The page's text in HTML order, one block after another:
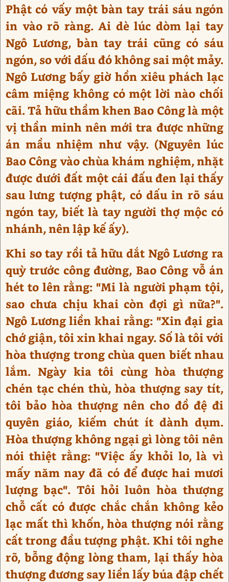
Phật có vấy một bàn tay trái sáu ngón
in vào rõ ràng. Ai dè lúc dòm lại tay
Ngô Lương, bàn tay trái cũng có sáu
ngón, so với dấu đó không sai một mảy.
Ngô Lương bấy giờ hồn xiêu phách lạc
câm miệng không có một lời nào chối
cãi. Tả hữu thầm khen Bao Công là một
vị thần minh nên mới tra được những
án mầu nhiệm như vậy. (Nguyên lúc
Bao Công vào chùa khám nghiệm, nhặt
được dưới đất một cái đấu đen lại thấy
sau lưng tượng phật, có dấu in rõ sáu
ngón tay, biết là tay người thợ mộc có
nhánh, nên lập kế ấy).
Khi so tay rồi tả hữu dắt Ngô Lương ra
quỳ trước công đường, Bao Công vỗ án
hét to lên rằng: "Mi là người phạm tội,
sao chưa chịu khai còn đợi gì nữa?".
Ngô Lương liền khai rằng: "Xin đại gia
chớ giận, tôi xin khai ngay. Số là tôi với
hòa thượng trong chùa quen biết nhau
lắm. Ngày kia tôi cùng hòa thượng
chén tạc chén thù, hòa thượng say tít,
tôi bảo hòa thượng nên cho đồ đệ đi
quyên giáo, kiếm chút ít dành dụm.
Hòa thượng không ngại gì lòng tôi nên
nói thiệt rằng: "Việc ấy khỏi lo, là vì
mấy năm nay đã có để được hai mươi
lượng bạc". Tôi hỏi luôn hòa thượng
chỗ cất có được chắc chắn không kẻo
lạc mất thì khốn, hòa thượng nói rằng
cất trong đầu tượng phật. Khi tôi nghe
rõ, bỗng động lòng tham, lại thấy hòa
thượng đương say liền lấy búa đập chết